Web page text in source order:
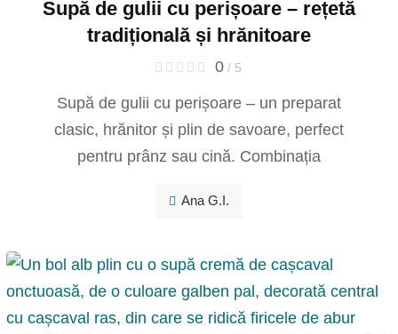
Supă de gulii cu perișoare – rețetă
tradițională și hrănitoare
0/ 5
Supă de gulii cu perișoare – un preparat
clasic, hrănitor și plin de savoare, perfect
pentru prânz sau cină. Combinația
Ana G.I.